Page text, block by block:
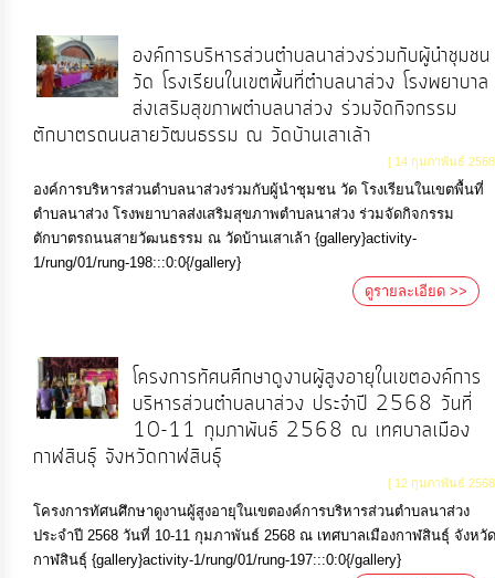
องค์การบริหารส่วนตำบลนาส่วงร่วมกับผู้นำชุมชน
วัด โรงเรียนในเขตพื้นที่ตำบลนาส่วง โรงพยาบาล
ส่งเสริมสุขภาพตำบลนาส่วง ร่วมจัดกิจกรรม
ตักบาตรถนนสายวัฒนธรรม ณ วัดบ้านเสาเล้า
[ 14 กุมภาพันธ์
องค์การบริหารส่วนตำบลนาส่วงร่วมกับผู้นำชุมชน วัด โรงเรียนในเขตพื้นที่
ตำบลนาส่วง โรงพยาบาลส่งเสริมสุขภาพตำบลนาส่วง ร่วมจัดกิจกรรม
ตักบาตรถนนสายวัฒนธรรม ณ วัดบ้านเสาเล้า {gallery}activity-
1/rung/01/rung-198:::0:0{/gallery}
ดูรายละเอียด >>
โครงการทัศนศึกษาดูงานผู้สูงอายุในเขตองค์การ
บริหารส่วนตำบลนาส่วง ประจำปี 2568 วันที่
10-11 กุมภาพันธ์ 2568 ณ เทศบาลเมือง
กาฬสินธุ์ จังหวัดกาฬสินธุ์
[ 12 กุมภาพันธ์
โครงการทัศนศึกษาดูงานผู้สูงอายุในเขตองค์การบริหารส่วนตำบลนาส่วง
ประจำปี 2568 วันที่ 10-11 กุมภาพันธ์ 2568 ณ เทศบาลเมืองกาฬสินธุ์ จังหวัด
กาฬสินธุ์ {gallery}activity-1/rung/01/rung-197:::0:0{/gallery}